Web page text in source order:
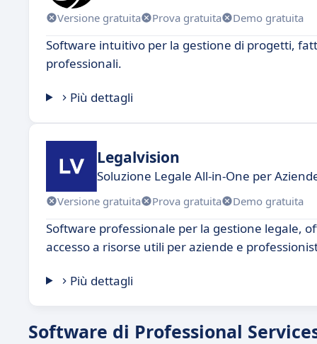
Versione gratuita Prova gratuita Demo gratuita
Software intuitivo per la gestione di progetti,
professionali.
Più dettagli
Legalvision
Soluzione Legale All-in-One per
Versione gratuita Prova gratuita Demo gratuita
Software professionale per la gestione legale,
accesso a risorse utili per aziende e
Più dettagli
Software di Professional